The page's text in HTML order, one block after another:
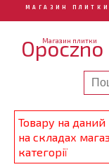
МАГАЗИН
Магазин плитки
Opoczno
Товару на
на складах
категорії